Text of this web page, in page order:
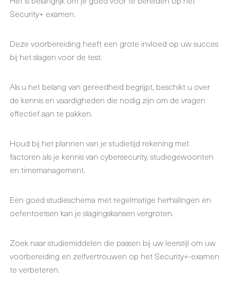
Security+ examen.
Deze voorbereiding heeft een grote invloed op uw succes
bij het slagen voor de test.
Als u het belang van gereedheid begrijpt, beschikt u over
de kennis en vaardigheden die nodig zijn om de vragen
effectief aan te pakken.
Houd bij het plannen van je studietijd rekening met
factoren als je kennis van cybersecurity, studiegewoonten
en timemanagement.
Een goed studieschema met regelmatige herhalingen en
oefentoetsen kan je slagingskansen vergroten.
Zoek naar studiemiddelen die passen bij uw leerstijl om uw
voorbereiding en zelfvertrouwen op het Security+-examen
te verbeteren.